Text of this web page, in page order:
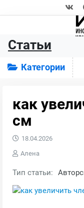
Статьи
Категории
как
см
18.04.2026
Алена
Тип статьи: